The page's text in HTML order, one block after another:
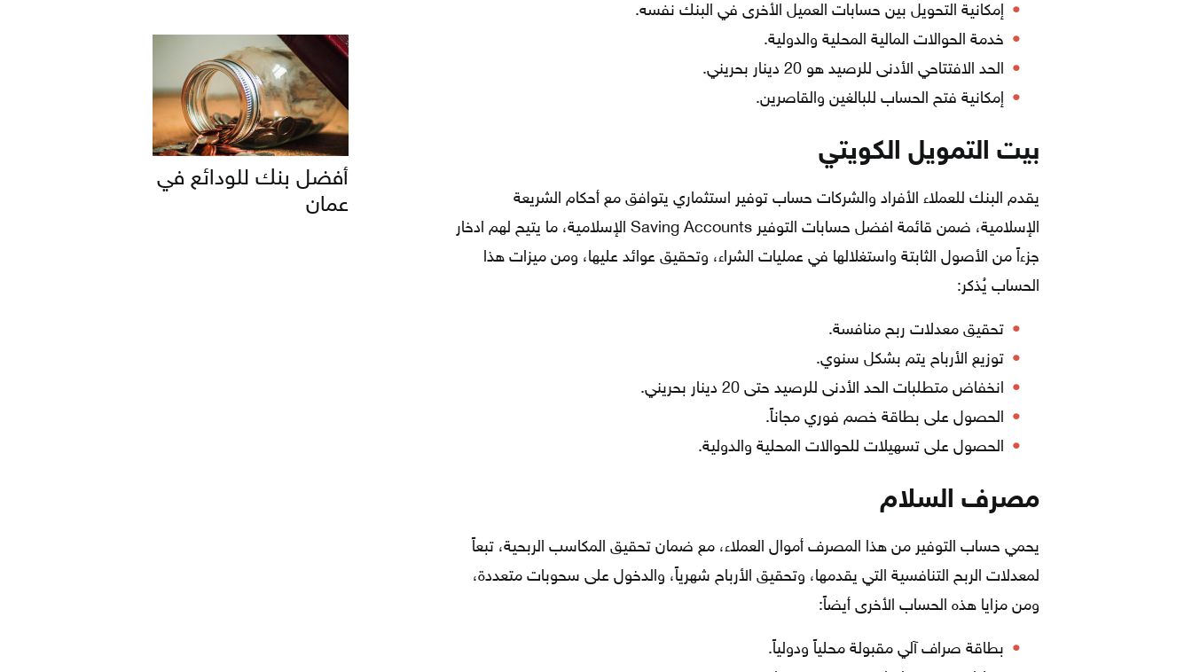
إمكانية التحويل بين حسابات العميل الأخرى في البنك نفسه.
خدمة الحوالات المالية المحلية والدولية.
الحد الافتتاحي الأدنى للرصيد هو 20 دينار بحريني.
إمكانية فتح الحساب للبالغين والقاصرين.
بيت التمويل الكويتي
يقدم البنك للعملاء الأفراد والشركات حساب توفير استثماري يتوافق مع أحكام الشريعة
الإسلامية، ضمن قائمة افضل حسابات التوفير Saving Accounts الإسلامية، ما يتيح لهم ادخار
جزءاً من الأصول الثابتة واستغلالها في عمليات الشراء، وتحقيق عوائد عليها، ومن ميزات هذا
الحساب يُذكر:
تحقيق معدلات ربح منافسة.
توزيع الأرباح يتم بشكل سنوي.
انخفاض متطلبات الحد الأدنى للرصيد حتى 20 دينار بحريني.
الحصول على بطاقة خصم فوري مجاناً.
الحصول على تسهيلات للحوالات المحلية والدولية.
مصرف السلام
يحمي حساب التوفير من هذا المصرف أموال العملاء، مع ضمان تحقيق المكاسب الربحية، تبعاً
لمعدلات الربح التنافسية التي يقدمها، وتحقيق الأرباح شهرياً، والدخول على سحوبات متعددة،
ومن مزايا هذه الحساب الأخرى أيضاً:
بطاقة صراف آلي مقبولة محلياً ودولياً.
أفضل بنك للودائع في
عمان